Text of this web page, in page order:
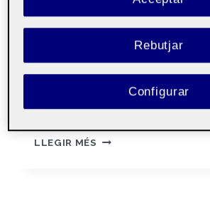
Coordinació amb l’equip
del procés de pràctiques
Durant el període de pràctiques
diversos espais de coordinació
formal amb la psicopedagoga
professorat implicat,…
LLEGIR MÉS SEGUIMENT
Rebutjar
Configurar